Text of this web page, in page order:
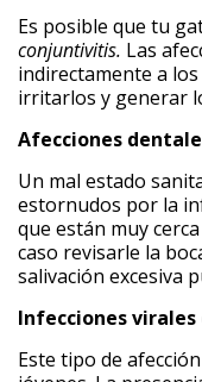
Es posible que tu
conjuntivitis. Las
indirectamente a
irritarlos y generar
Afecciones
Un mal estado
estornudos por la
que están muy
caso revisarle la
salivación excesiva
Infecciones
Este tipo de